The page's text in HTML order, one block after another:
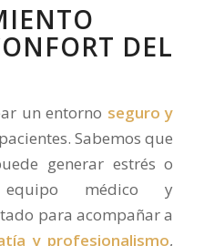
DEL
un entorno seguro y
Sabemos que
generar estrés o
equipo médico y
para acompañar a
y profesionalismo,